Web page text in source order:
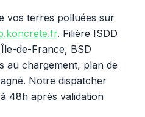
vos terres polluées sur
. Filière ISDD
de-France, BSD
au chargement, plan de
Notre dispatcher
48h après validation